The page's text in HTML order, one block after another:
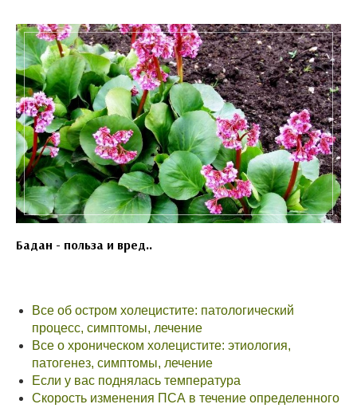
Бадан - польза и вред..
Все об остром холецистите: патологический
процесс, симптомы, лечение
Все о хроническом холецистите: этиология,
патогенез, симптомы, лечение
Если у вас поднялась температура
Скорость изменения ПСА в течение определенного